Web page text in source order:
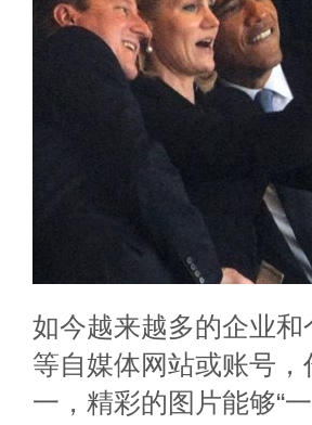
如今越来越多的企业
等自媒体网站或账号
一，精彩的图片能够“